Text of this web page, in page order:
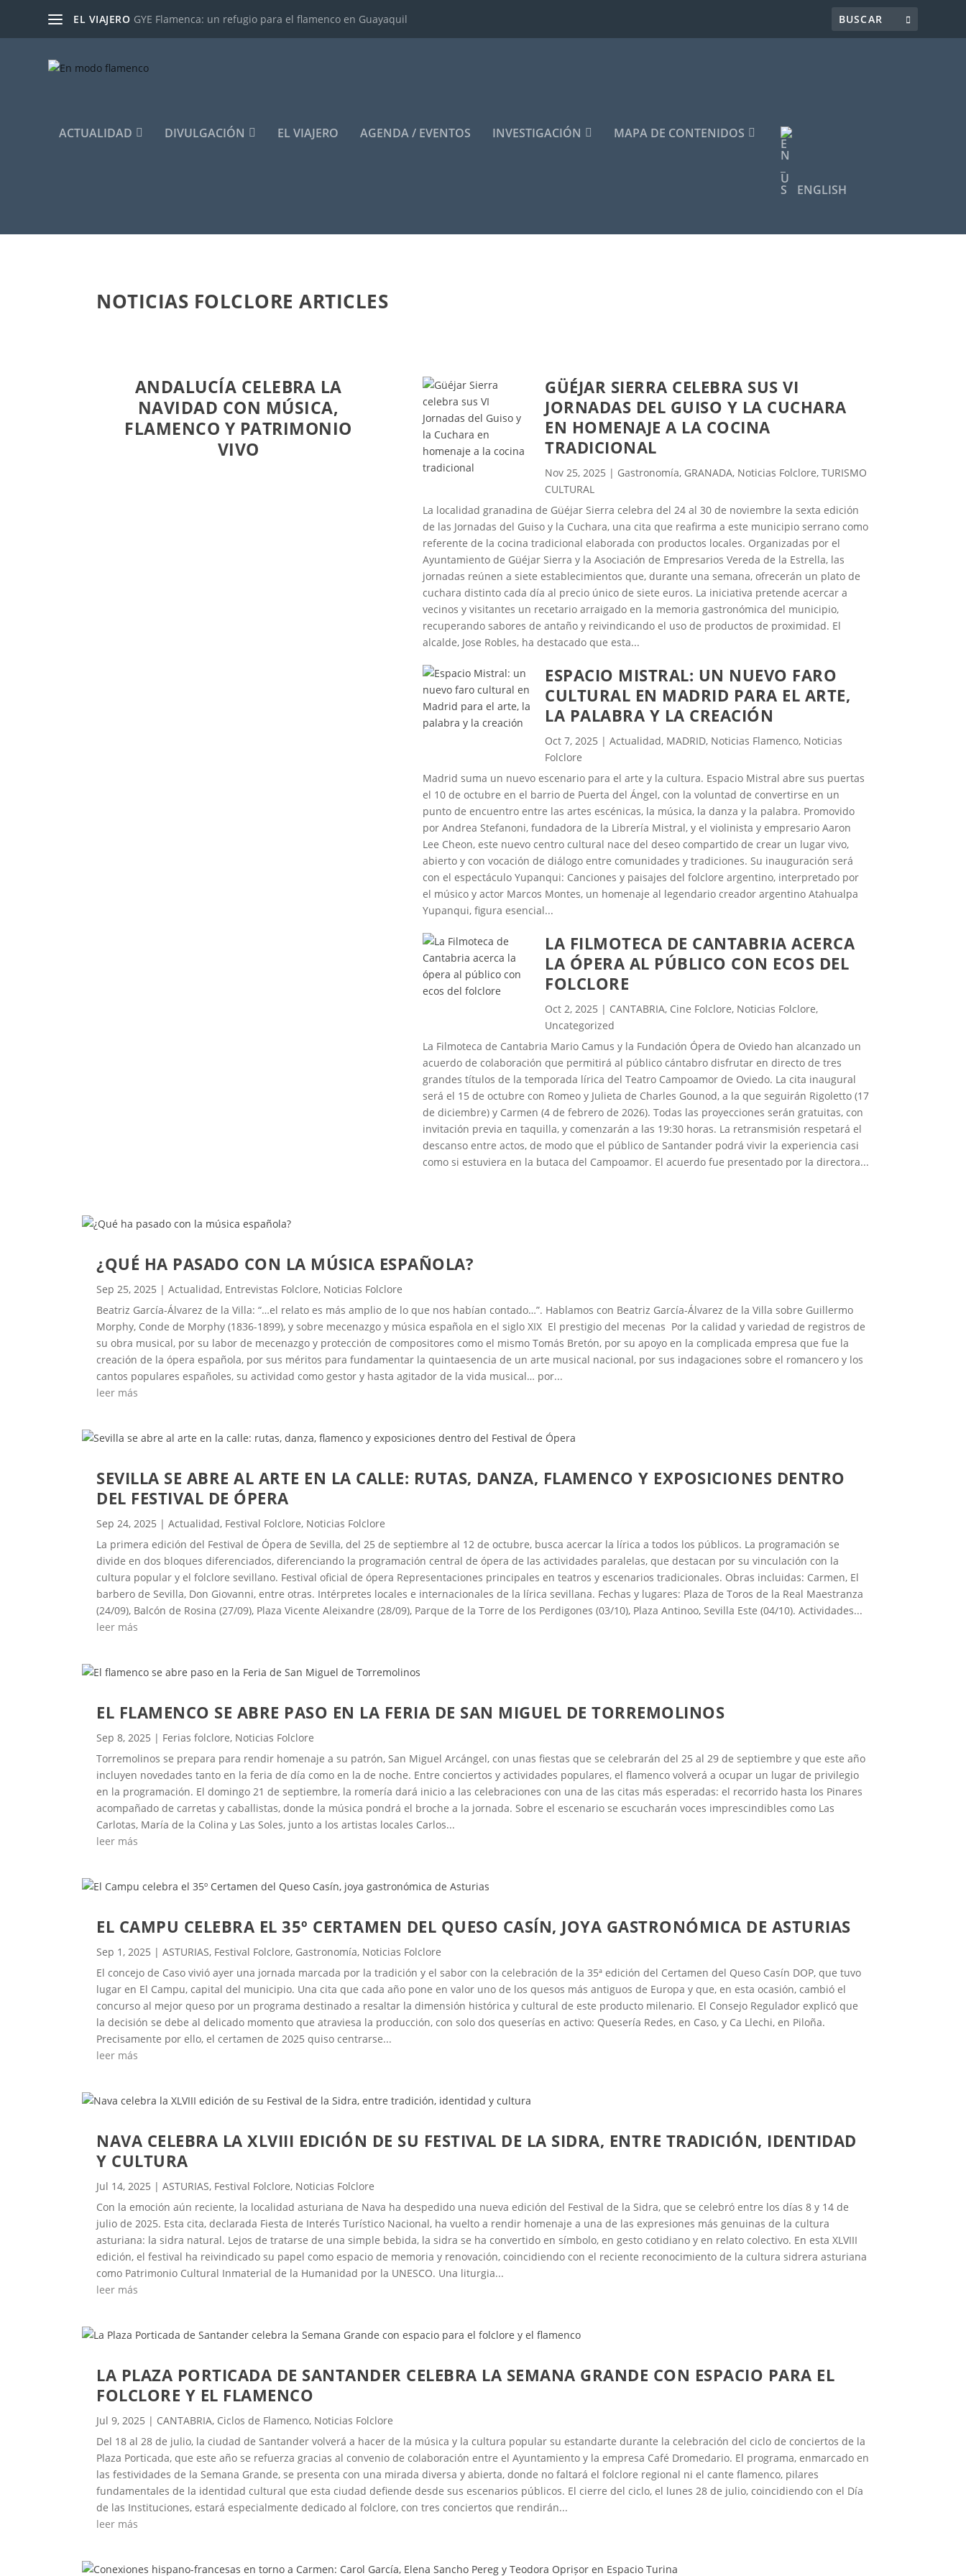
EL VIAJERO GYE Flamenca: un refugio para el flamenco en Guayaquil
ACTUALIDAD DIVULGACIÓN EL VIAJERO AGENDA / EVENTOS INVESTIGACIÓN MAPA DE CONTENIDOS
ENGLISH
NOTICIAS FOLCLORE ARTICLES
ANDALUCÍA CELEBRA LA
NAVIDAD CON MÚSICA,
FLAMENCO Y PATRIMONIO
VIVO
GÜÉJAR SIERRA CELEBRA SUS VI
JORNADAS DEL GUISO Y LA CUCHARA
EN HOMENAJE A LA COCINA
TRADICIONAL
Nov 25, 2025 | Gastronomía, GRANADA, Noticias Folclore,TURISMO
CULTURAL
La localidad granadina de Güéjar Sierra celebra del 24 al 30 de noviembre la sexta edición
de las Jornadas del Guiso y la Cuchara, una cita que reafirma a este municipio serrano como
referente de la cocina tradicional elaborada con productos locales. Organizadas por el
Ayuntamiento de Güéjar Sierra y la Asociación de Empresarios Vereda de la Estrella, las
jornadas reúnen a siete establecimientos que, durante una semana, ofrecerán un plato de
cuchara distinto cada día al precio único de siete euros. La iniciativa pretende acercar a
vecinos y visitantes un recetario arraigado en la memoria gastronómica del municipio,
recuperando sabores de antaño y reivindicando el uso de productos de proximidad. El
alcalde, Jose Robles, ha destacado que esta...
ESPACIO MISTRAL: UN NUEVO FARO
CULTURAL EN MADRID PARA EL ARTE,
LA PALABRA Y LA CREACIÓN
Oct 7, 2025 |Actualidad, MADRID, Noticias Flamenco, Noticias
Folclore
Madrid suma un nuevo escenario para el arte y la cultura. Espacio Mistral abre sus puertas
el 10 de octubre en el barrio de Puerta del Ángel, con la voluntad de convertirse en un
punto de encuentro entre las artes escénicas, la música, la danza y la palabra. Promovido
por Andrea Stefanoni, fundadora de la Librería Mistral, y el violinista y empresario Aaron
Lee Cheon, este nuevo centro cultural nace del deseo compartido de crear un lugar vivo,
abierto y con vocación de diálogo entre comunidades y tradiciones. Su inauguración será
con el espectáculo Yupanqui: Canciones y paisajes del folclore argentino, interpretado por
el músico y actor Marcos Montes, un homenaje al legendario creador argentino Atahualpa
Yupanqui, figura esencial...
LA FILMOTECA DE CANTABRIA ACERCA
LA ÓPERA AL PÚBLICO CON ECOS DEL
FOLCLORE
Oct 2, 2025 | CANTABRIA, Cine Folclore, Noticias Folclore,
Uncategorized
La Filmoteca de Cantabria Mario Camus y la Fundación Ópera de Oviedo han alcanzado un
acuerdo de colaboración que permitirá al público cántabro disfrutar en directo de tres
grandes títulos de la temporada lírica del Teatro Campoamor de Oviedo. La cita inaugural
será el 15 de octubre con Romeo y Julieta de Charles Gounod, a la que seguirán Rigoletto (17
de diciembre) y Carmen (4 de febrero de 2026). Todas las proyecciones serán gratuitas, con
invitación previa en taquilla, y comenzarán a las 19:30 horas. La retransmisión respetará el
descanso entre actos, de modo que el público de Santander podrá vivir la experiencia casi
como si estuviera en la butaca del Campoamor. El acuerdo fue presentado por la directora...
¿QUÉ HA PASADO CON LA MÚSICA ESPAÑOLA?
Sep 25, 2025 |Actualidad, Entrevistas Folclore, Noticias Folclore
Beatriz García-Álvarez de la Villa: “…el relato es más amplio de lo que nos habían contado…”. Hablamos con Beatriz García-Álvarez de la Villa sobre Guillermo
Morphy, Conde de Morphy (1836-1899), y sobre mecenazgo y música española en el siglo XIX El prestigio del mecenas Por la calidad y variedad de registros de
su obra musical, por su labor de mecenazgo y protección de compositores como el mismo Tomás Bretón, por su apoyo en la complicada empresa que fue la
creación de la ópera española, por sus méritos para fundamentar la quintaesencia de un arte musical nacional, por sus indagaciones sobre el romancero y los
cantos populares españoles, su actividad como gestor y hasta agitador de la vida musical… por...
leer más
SEVILLA SE ABRE AL ARTE EN LA CALLE: RUTAS, DANZA, FLAMENCO Y EXPOSICIONES DENTRO
DEL FESTIVAL DE ÓPERA
Sep 24, 2025 |Actualidad, Festival Folclore, Noticias Folclore
La primera edición del Festival de Ópera de Sevilla, del 25 de septiembre al 12 de octubre, busca acercar la lírica a todos los públicos. La programación se
divide en dos bloques diferenciados, diferenciando la programación central de ópera de las actividades paralelas, que destacan por su vinculación con la
cultura popular y el folclore sevillano. Festival oficial de ópera Representaciones principales en teatros y escenarios tradicionales. Obras incluidas: Carmen, El
barbero de Sevilla, Don Giovanni, entre otras. Intérpretes locales e internacionales de la lírica sevillana. Fechas y lugares: Plaza de Toros de la Real Maestranza
(24/09), Balcón de Rosina (27/09), Plaza Vicente Aleixandre (28/09), Parque de la Torre de los Perdigones (03/10), Plaza Antinoo, Sevilla Este (04/10). Actividades...
leer más
EL FLAMENCO SE ABRE PASO EN LA FERIA DE SAN MIGUEL DE TORREMOLINOS
Sep 8, 2025 | Ferias folclore, Noticias Folclore
Torremolinos se prepara para rendir homenaje a su patrón, San Miguel Arcángel, con unas fiestas que se celebrarán del 25 al 29 de septiembre y que este año
incluyen novedades tanto en la feria de día como en la de noche. Entre conciertos y actividades populares, el flamenco volverá a ocupar un lugar de privilegio
en la programación. El domingo 21 de septiembre, la romería dará inicio a las celebraciones con una de las citas más esperadas: el recorrido hasta los Pinares
acompañado de carretas y caballistas, donde la música pondrá el broche a la jornada. Sobre el escenario se escucharán voces imprescindibles como Las
Carlotas, María de la Colina y Las Soles, junto a los artistas locales Carlos...
leer más
EL CAMPU CELEBRA EL 35º CERTAMEN DEL QUESO CASÍN, JOYA GASTRONÓMICA DE ASTURIAS
Sep 1, 2025 |ASTURIAS, Festival Folclore, Gastronomía, Noticias Folclore
El concejo de Caso vivió ayer una jornada marcada por la tradición y el sabor con la celebración de la 35ª edición del Certamen del Queso Casín DOP, que tuvo
lugar en El Campu, capital del municipio. Una cita que cada año pone en valor uno de los quesos más antiguos de Europa y que, en esta ocasión, cambió el
concurso al mejor queso por un programa destinado a resaltar la dimensión histórica y cultural de este producto milenario. El Consejo Regulador explicó que
la decisión se debe al delicado momento que atraviesa la producción, con solo dos queserías en activo: Quesería Redes, en Caso, y Ca Llechi, en Piloña.
Precisamente por ello, el certamen de 2025 quiso centrarse...
leer más
NAVA CELEBRA LA XLVIII EDICIÓN DE SU FESTIVAL DE LA SIDRA, ENTRE TRADICIÓN, IDENTIDAD
Y CULTURA
Jul 14, 2025 |ASTURIAS, Festival Folclore, Noticias Folclore
Con la emoción aún reciente, la localidad asturiana de Nava ha despedido una nueva edición del Festival de la Sidra, que se celebró entre los días 8 y 14 de
julio de 2025. Esta cita, declarada Fiesta de Interés Turístico Nacional, ha vuelto a rendir homenaje a una de las expresiones más genuinas de la cultura
asturiana: la sidra natural. Lejos de tratarse de una simple bebida, la sidra se ha convertido en símbolo, en gesto cotidiano y en relato colectivo. En esta XLVIII
edición, el festival ha reivindicado su papel como espacio de memoria y renovación, coincidiendo con el reciente reconocimiento de la cultura sidrera asturiana
como Patrimonio Cultural Inmaterial de la Humanidad por la UNESCO. Una liturgia...
leer más
LA PLAZA PORTICADA DE SANTANDER CELEBRA LA SEMANA GRANDE CON ESPACIO PARA EL
FOLCLORE Y EL FLAMENCO
Jul 9, 2025 | CANTABRIA, Ciclos de Flamenco, Noticias Folclore
Del 18 al 28 de julio, la ciudad de Santander volverá a hacer de la música y la cultura popular su estandarte durante la celebración del ciclo de conciertos de la
Plaza Porticada, que este año se refuerza gracias al convenio de colaboración entre el Ayuntamiento y la empresa Café Dromedario. El programa, enmarcado en
las festividades de la Semana Grande, se presenta con una mirada diversa y abierta, donde no faltará el folclore regional ni el cante flamenco, pilares
fundamentales de la identidad cultural que esta ciudad defiende desde sus escenarios públicos. El cierre del ciclo, el lunes 28 de julio, coincidiendo con el Día
de las Instituciones, estará especialmente dedicado al folclore, con tres conciertos que rendirán...
leer más